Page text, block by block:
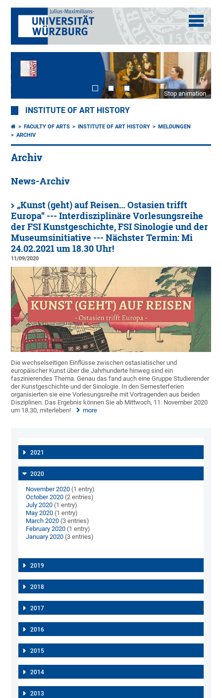
Stop animation
INSTITUTE OF ART HISTORY
FACULTY OF ARTS INSTITUTE OF ART HISTORY
MELDUNGEN
ARCHIV
Archiv
News-Archiv
„Kunst (geht) auf Reisen… Ostasien trifft
Europa“ --- Interdisziplinäre Vorlesungsreihe
der FSI Kunstgeschichte, FSI Sinologie und der
Museumsinitiative --- Nächster Termin: Mi
24.02.2021 um 18.30 Uhr!
11/09/2020
Die wechselseitigen Einflüsse zwischen ostasiatischer und
europäischer Kunst über die Jahrhunderte hinweg sind ein
faszinierendes Thema. Genau das fand auch eine Gruppe Studierender
der Kunstgeschichte und der Sinologie. In den Semesterferien
organisierten sie eine Vorlesungsreihe mit Vortragenden aus beiden
Disziplinen. Das Ergebnis können Sie ab Mittwoch, 11. November 2020
um 18.30, miterleben!
more
2021
2020
November 2020 (1 entry)
October 2020 (2 entries)
July 2020 (1 entry)
May 2020 (1 entry)
March 2020 (3 entries)
February 2020 (1 entry)
January 2020 (3 entries)
2019
2018
2017
2016
2015
2014
2013